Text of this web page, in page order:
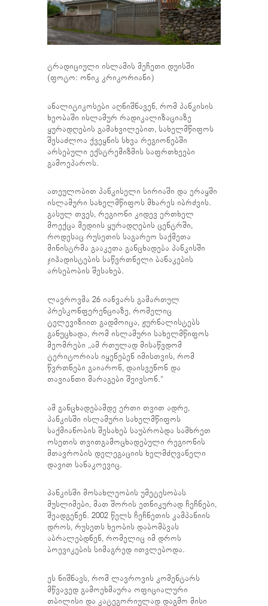
ტრადიციული ისლამის მეჩეთი დუისში
(ფოტო: ონიკ კრიკორიანი)
ანალიტიკოსები აღნიშნავენ, რომ პანკისის
ხეობაში ისლამურ რადიკალიზაციაზე
ყურადღების გამახვილებით, სახელმწიფოს
შესაძლოა ქვეყნის სხვა რეგიონებში
არსებული ექსტრემიზმის საფრთხეები
გამოეპაროს.
ათეულობით პანკისელი სირიაში და ერაყში
ისლამური სახელმწიფოს მხარეს იბრძვის.
გასულ თვეს, რეგიონი კიდევ ერთხელ
მოექცა მედიის ყურადღების ცენტრში,
როდესაც რუსეთის საგარეო საქმეთა
მინისტრმა გააკეთა განცხადება პანკისში
ჯიჰადისტების საწვრთნელი ბანაკების
არსებობის შესახებ.
ლავროვმა 26 იანვარს გამართულ
პრესკონფერენციაზე, რომელიც
ტელევიზიით გადმოიცა, ჟურნალისტებს
განუცხადა, რომ ისლამური სახელმწიფოს
მეომრები „ამ რთულად მისაწვდომ
ტერიტორიას იყენებენ იმისთვის, რომ
წვრთნები გაიარონ, დაისვენონ და
თავიანთი მარაგები შეივსონ.“
ამ განცხადებამდე ერთი თვით ადრე,
პანკისში ისლამური სახელმწიფოს
საქმიანობის შესახებ საუბრობდა სამხრეთ
ოსეთის თვითგამოცხადებული რეგიონის
მთავრობის დელეგაციის ხელმძღვანელი
დავით სანაკოევიც.
პანკისში მოსახლეობის უმეტესობას
მუსლიმები, მათ შორის ეთნიკურად ჩეჩნები,
შეადგენენ. 2002 წელს ჩეჩნეთის კამპანიის
დროს, რუსეთს ხეობის დაბომბვას
აბრალებდნენ, რომელიც იმ დროს
ბოევიკების სიმაგრედ ითვლებოდა.
ეს ნიშნავს, რომ ლავროვის კომენტარს
მწვავედ გამოეხმაურა ოფიციალური
თბილისი და კატეგორიულად დაგმო მისი